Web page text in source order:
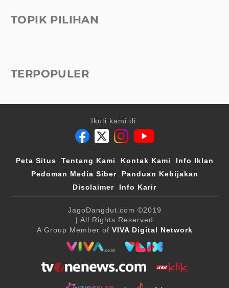
TOPIK PILIHAN
TERPOPULER
Ikuti kami di:
Peta Situs Tentang Kami Kontak Kami
Info Iklan
Pedoman Media Siber
Panduan Kebijakan
Disclaimer
Info Karir
JagoDangdut.com ©2019
| All Rights Reserved
A Group Member of VIVA Digital Network